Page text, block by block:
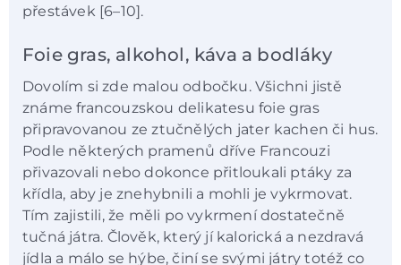
přestávek [6–10].
Foie gras, alkohol, káva a bodláky
Dovolím si zde malou odbočku. Všichni jistě
známe francouzskou delikatesu foie gras
připravovanou ze ztučnělých jater kachen či hus.
Podle některých pramenů dříve Francouzi
přivazovali nebo dokonce přitloukali ptáky za
křídla, aby je znehybnili a mohli je vykrmovat.
Tím zajistili, že měli po vykrmení dostatečně
tučná játra. Člověk, který jí kalorická a nezdravá
jídla a málo se hýbe, činí se svými játry totéž co